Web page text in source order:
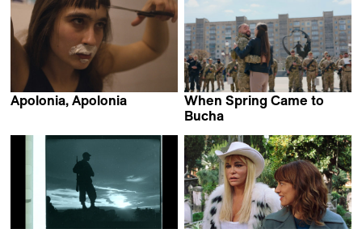
Apolonia, Apolonia
When Spring Came to
Bucha
Marcus Lenz